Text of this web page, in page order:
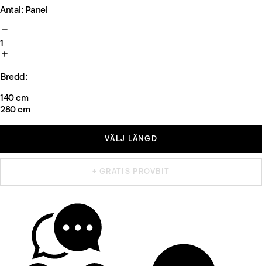
Antal: Panel
1
Bredd:
140 cm
280 cm
VÄLJ LÄNGD
+ GRATIS PROVBIT